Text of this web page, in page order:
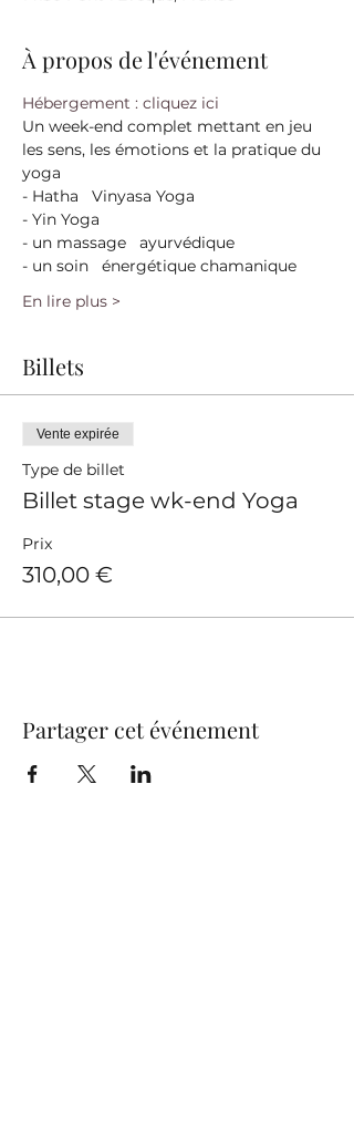
À propos de l'événement
Hébergement : cliquez ici
Un week-end complet mettant en jeu
les sens, les émotions et la pratique du
yoga
- Hatha   Vinyasa Yoga
- Yin Yoga
- un massage   ayurvédique
- un soin   énergétique chamanique
En lire plus >
Billets
Vente expirée
Type de billet
Billet stage wk-end Yoga
Prix
310,00 €
Partager cet événement